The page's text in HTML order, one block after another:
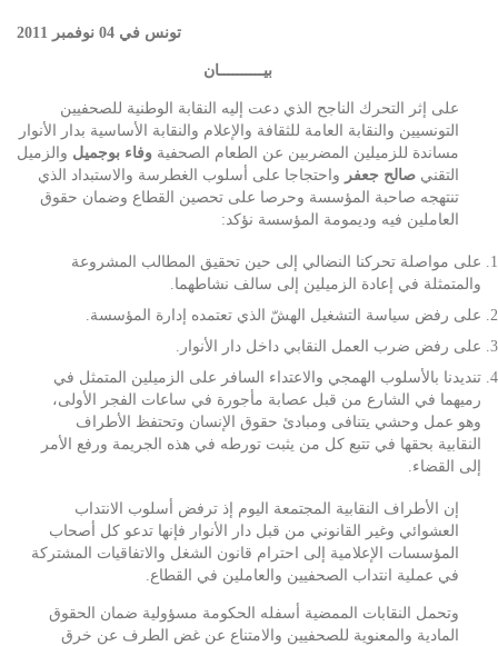
تونس في 04 نوفمبر 2011
بيــــــــــان
على إثر التحرك الناجح الذي دعت إليه النقابة الوطنية للصحفيين
التونسيين والنقابة العامة للثقافة والإعلام والنقابة الأساسية بدار الأنوار
مساندة للزميلين المضربين عن الطعام الصحفية وفاء بوجميل والزميل
التقني صالح جعفر واحتجاجا على أسلوب الغطرسة والاستبداد الذي
تنتهجه صاحبة المؤسسة وحرصا على تحصين القطاع وضمان حقوق
العاملين فيه وديمومة المؤسسة نؤكد:
على مواصلة تحركنا النضالي إلى حين تحقيق المطالب المشروعة
والمتمثلة في إعادة الزميلين إلى سالف نشاطهما.
على رفض سياسة التشغيل الهشّ الذي تعتمده إدارة المؤسسة.
على رفض ضرب العمل النقابي داخل دار الأنوار.
تنديدنا بالأسلوب الهمجي والاعتداء السافر على الزميلين المتمثل في
رميهما في الشارع من قبل عصابة مأجورة في ساعات الفجر الأولى،
وهو عمل وحشي يتنافى ومبادئ حقوق الإنسان وتحتفظ الأطراف
النقابية بحقها في تتبع كل من يثبت تورطه في هذه الجريمة ورفع الأمر
إلى القضاء.
إن الأطراف النقابية المجتمعة اليوم إذ ترفض أسلوب الانتداب
العشوائي وغير القانوني من قبل دار الأنوار فإنها تدعو كل أصحاب
المؤسسات الإعلامية إلى احترام قانون الشغل والاتفاقيات المشتركة
في عملية انتداب الصحفيين والعاملين في القطاع.
وتحمل النقابات الممضية أسفله الحكومة مسؤولية ضمان الحقوق
المادية والمعنوية للصحفيين والامتناع عن غض الطرف عن خرق